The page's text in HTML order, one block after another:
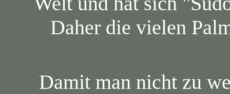
Daher die vielen
Damit man nicht zu